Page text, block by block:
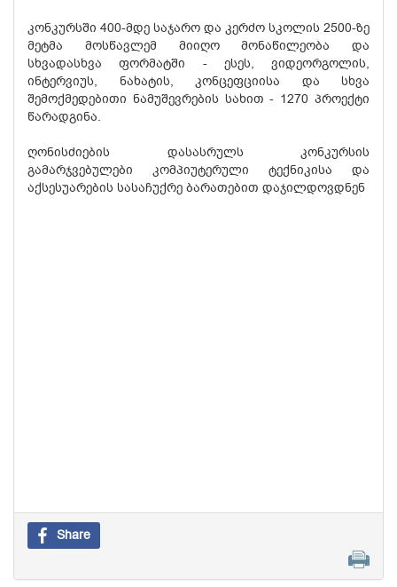
კონკურსში 400-მდე საჯარო და კერძო სკოლის 2500-ზე
მეტმა მოსწავლემ მიიღო მონაწილეობა და
სხვადასხვა ფორმატში - ესეს, ვიდეორგოლის,
ინტერვიუს, ნახატის, კონცეფციისა და სხვა
შემოქმედებითი ნამუშევრების სახით - 1270 პროექტი
წარადგინა.
ღონისძიების დასასრულს კონკურსის
გამარჯვებულები კომპიუტერული ტექნიკისა და
აქსესუარების სასაჩუქრე ბარათებით დაჯილდოვდნენ
Share